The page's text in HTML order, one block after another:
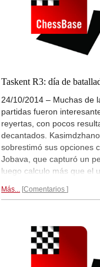
Samarcanda. Tras 2
lidera Mamedyarov con
Hay retransmisiones en
partidas enPlaychess.com
Taskent R3: día de
24/10/2014 – Muchas de
partidas fueron
reyertas, con pocos
decantados.
sobrestimó sus opciones
Jobava, que capturó un
luego calculo más que el
de ventaja en una victoria
final. Las demás partidas
y muy largas
Más... Comentarios